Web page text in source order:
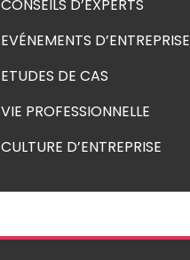
CONSEILS D’EXPERTS
EVÉNEMENTS D’ENTREPRISE
ETUDES DE CAS
VIE PROFESSIONNELLE
CULTURE D’ENTREPRISE